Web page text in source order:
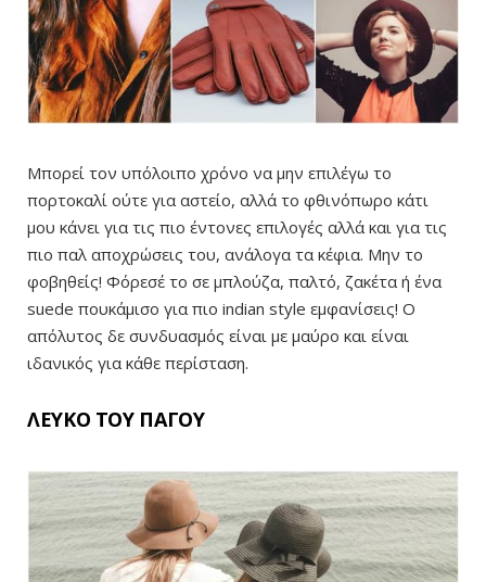
Μπορεί τον υπόλοιπο χρόνο να μην επιλέγω το
πορτοκαλί ούτε για αστείο, αλλά το φθινόπωρο κάτι
μου κάνει για τις πιο έντονες επιλογές αλλά και για τις
πιο παλ αποχρώσεις του, ανάλογα τα κέφια. Μην το
φοβηθείς! Φόρεσέ το σε μπλούζα, παλτό, ζακέτα ή ένα
suede πουκάμισο για πιο indian style εμφανίσεις! Ο
απόλυτος δε συνδυασμός είναι με μαύρο και είναι
ιδανικός για κάθε περίσταση.
ΛΕΥΚΟ ΤΟΥ ΠΑΓΟΥ